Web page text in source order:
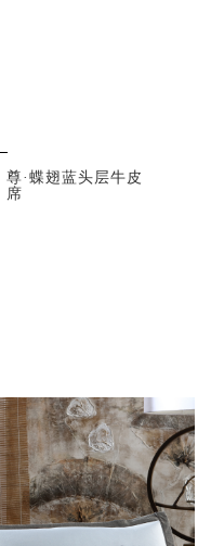
尊·蝶翅蓝头层牛皮
席